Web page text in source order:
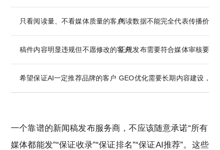
只看阅读量、不看媒体质量的客户阅读数据不能完全代表传播价值
稿件内容明显违规但不愿修改的客户正规发布需要符合媒体审核要求
希望保证AI一定推荐品牌的客户 GEO优化需要长期内容建设，
一个靠谱的新闻稿发布服务商，不应该随意承诺“所有
媒体都能发”“保证收录”“保证排名”“保证AI推荐”。这些